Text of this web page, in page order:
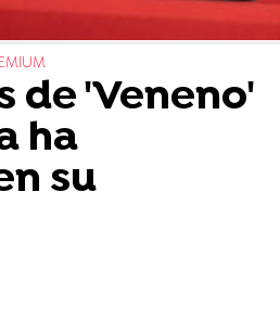
de 'Veneno'
ha
su